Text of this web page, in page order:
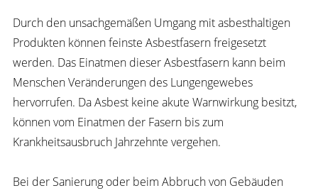
Durch den unsachgemäßen Umgang mit asbesthaltigen
Produkten können feinste Asbestfasern freigesetzt
werden. Das Einatmen dieser Asbestfasern kann beim
Menschen Veränderungen des Lungengewebes
hervorrufen. Da Asbest keine akute Warnwirkung besitzt,
können vom Einatmen der Fasern bis zum
Krankheitsausbruch Jahrzehnte vergehen.
Bei der Sanierung oder beim Abbruch von Gebäuden